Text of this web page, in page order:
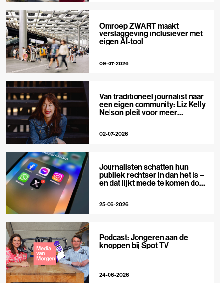
Omroep ZWART maakt
verslaggeving inclusiever met
eigen AI-tool
09-07-2026
Van traditioneel journalist naar
een eigen community: Liz Kelly
Nelson pleit voor meer
02-07-2026
Journalisten schatten hun
publiek rechtser in dan het is –
en dat lijkt mede te komen door
25-06-2026
Podcast: Jongeren aan de
knoppen bij Spot TV
24-06-2026